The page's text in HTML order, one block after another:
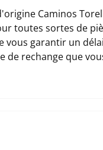
Caminos
toutes sortes de
vous garantir un
de rechange que